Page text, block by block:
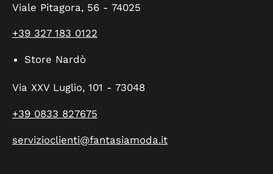
Viale Pitagora, 56 - 74025
+39 327 183 0122
Store Nardò
Via XXV Luglio, 101 - 73048
+39 0833 827675
servizioclienti@fantasiamoda.it